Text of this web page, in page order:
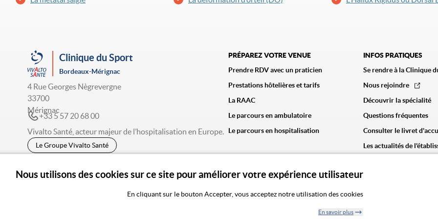
Nous utilisons des cookies sur ce site pour améliorer votre expérience utilisateur
En cliquant sur le bouton Accepter, vous acceptez notre utilisation des cookies
En savoir plus
Clinique du Sport
Bordeaux-Mérignac
4 Rue Georges Nègrevergne
33700
Mérignac
+33 5 57 20 68 00
Vivalto Santé, acteur majeur de l’hospitalisation en Europe.
Le Groupe Vivalto Santé
PRÉPAREZ VOTRE VENUE
Prendre RDV avec un praticien
Prestations hôtelières et tarifs
La RAAC
Le parcours en ambulatoire
Le parcours en hospitalisation
INFOS PRATIQUES
Se rendre à la Clinique
Nous rejoindre
Découvrir la spécialité
Questions fréquentes
Consulter le livret
Les actualités de